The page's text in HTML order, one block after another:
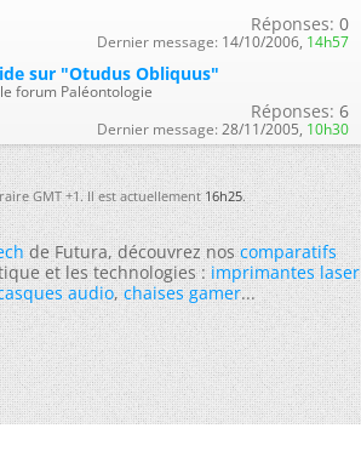
Réponses: 0
Dernier message: 14/10/2006, 14h57
sur "Otudus Obliquus"
forum Paléontologie
Réponses: 6
Dernier message: 28/11/2005, 10h30
GMT +1. Il est actuellement16h25.
de Futura, découvrez noscomparatifs
et les technologies :imprimantes laser
audio,chaises gamer...